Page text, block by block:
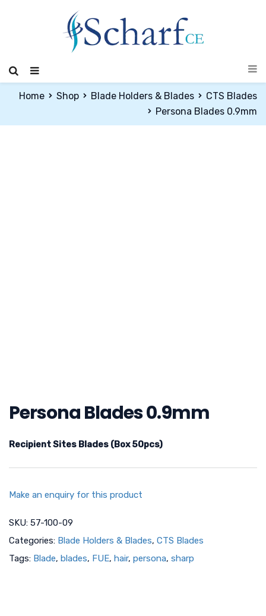
Home Shop Blade Holders & Blades
CTS Blades
Persona Blades 0.9mm
Persona Blades 0.9mm
Recipient Sites Blades (Box 50pcs)
Make an enquiry for this product
SKU: 57-100-09
Categories: Blade Holders & Blades, CTS Blades
Tags: Blade, blades, FUE, hair, persona, sharp